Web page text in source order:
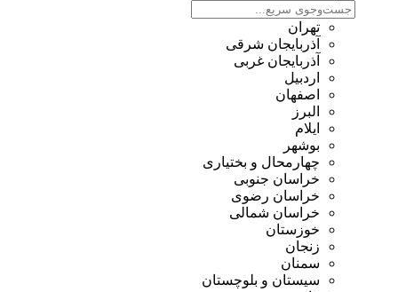
تهران
آذربایجان شرقی
آذربایجان غربی
اردبیل
اصفهان
البرز
ایلام
بوشهر
چهارمحال و بختیاری
خراسان جنوبی
خراسان رضوی
خراسان شمالی
خوزستان
زنجان
سمنان
سیستان و بلوچستان